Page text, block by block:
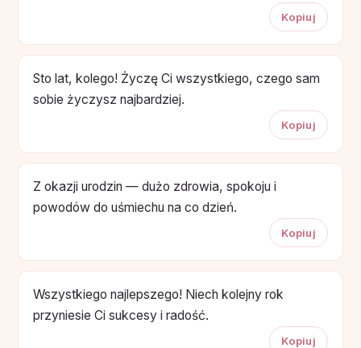
Kopiuj
Sto lat, kolego! Życzę Ci wszystkiego, czego sam
sobie życzysz najbardziej.
Kopiuj
Z okazji urodzin — dużo zdrowia, spokoju i
powodów do uśmiechu na co dzień.
Kopiuj
Wszystkiego najlepszego! Niech kolejny rok
przyniesie Ci sukcesy i radość.
Kopiuj